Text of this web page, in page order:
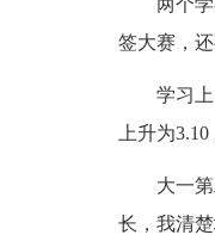
两个学期
签大赛，
学习上，
上升为
大一第二
长，我清